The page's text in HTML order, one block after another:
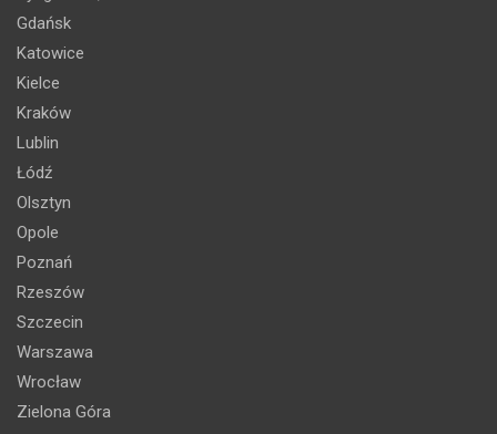
Gdańsk
Katowice
Kielce
Kraków
Lublin
Łódź
Olsztyn
Opole
Poznań
Rzeszów
Szczecin
Warszawa
Wrocław
Zielona Góra